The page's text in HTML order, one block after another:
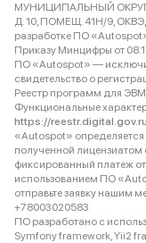
МУНИЦИПАЛЬНЫЙ
Д. 10, ПОМЕЩ. 41Н/9,
разработке ПО
Приказу Минцифры от
ПО «Autospot» —
свидетельство о
Реестр программ для
Функциональные
https://
«Autospot» определяется
полученной
фиксированный платеж
использованием ПО
отправьте заявку нашим
+78003020583
ПО разработано с
Symfony framework, Yii2